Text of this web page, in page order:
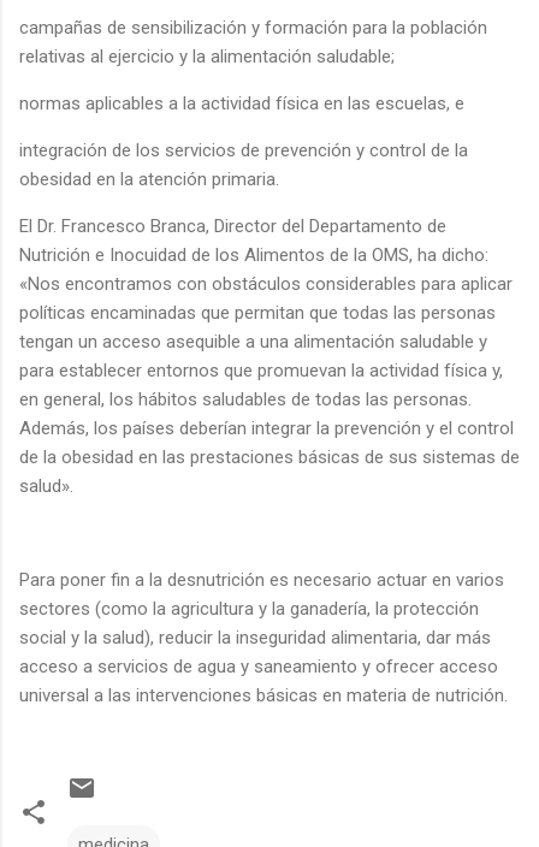
campañas de sensibilización y formación para la población
relativas al ejercicio y la alimentación saludable;
normas aplicables a la actividad física en las escuelas, e
integración de los servicios de prevención y control de la
obesidad en la atención primaria.
El Dr. Francesco Branca, Director del Departamento de
Nutrición e Inocuidad de los Alimentos de la OMS, ha dicho:
«Nos encontramos con obstáculos considerables para aplicar
políticas encaminadas que permitan que todas las personas
tengan un acceso asequible a una alimentación saludable y
para establecer entornos que promuevan la actividad física y,
en general, los hábitos saludables de todas las personas.
Además, los países deberían integrar la prevención y el control
de la obesidad en las prestaciones básicas de sus sistemas de
salud».
Para poner fin a la desnutrición es necesario actuar en varios
sectores (como la agricultura y la ganadería, la protección
social y la salud), reducir la inseguridad alimentaria, dar más
acceso a servicios de agua y saneamiento y ofrecer acceso
universal a las intervenciones básicas en materia de nutrición.